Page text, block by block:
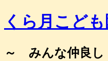
コ
ンくら月こども
～ みんな仲良